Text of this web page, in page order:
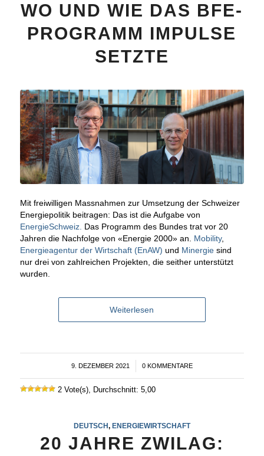
WO UND WIE DAS BFE-
PROGRAMM IMPULSE
SETZTE
Mit freiwilligen Massnahmen zur Umsetzung der Schweizer
Energiepolitik beitragen: Das ist die Aufgabe von
EnergieSchweiz. Das Programm des Bundes trat vor 20
Jahren die Nachfolge von «Energie 2000» an. Mobility,
Energieagentur der Wirtschaft (EnAW) und Minergiesind
nur drei von zahlreichen Projekten, die seither unterstützt
wurden.
Weiterlesen
9. DEZEMBER 2021
/ 0 KOMMENTARE
2 Vote(s), Durchschnitt: 5,00
DEUTSCH, ENERGIEWIRTSCHAFT
20 JAHRE ZWILAG: